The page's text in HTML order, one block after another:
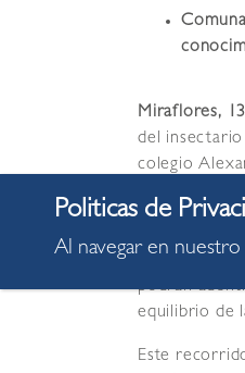
Miraflores,
del
colegio
En
espacio, ha
podrán
equilibrio de
Este
Al navegar en